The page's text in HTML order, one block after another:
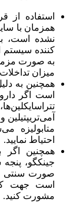
استفاده از
همزمان با
نشده است،
کننده سیستم
به صورت
میزان
همچنین به
است اگر
متابولیزه
احتیاط نمایید.
همچنین اگر
جینکگو،
صورت سنتی
است جهت
مشورت کنید.